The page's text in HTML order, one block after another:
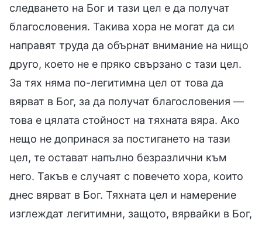
следването на Бог и тази цел е да получат
благословения. Такива хора не могат да си
направят труда да обърнат внимание на нищо
друго, което не е пряко свързано с тази цел.
За тях няма по-легитимна цел от това да
вярват в Бог, за да получат благословения —
това е цялата стойност на тяхната вяра. Ако
нещо не допринася за постигането на тази
цел, те остават напълно безразлични към
него. Такъв е случаят с повечето хора, които
днес вярват в Бог. Тяхната цел и намерение
изглеждат легитимни, защото, вярвайки в Бог,